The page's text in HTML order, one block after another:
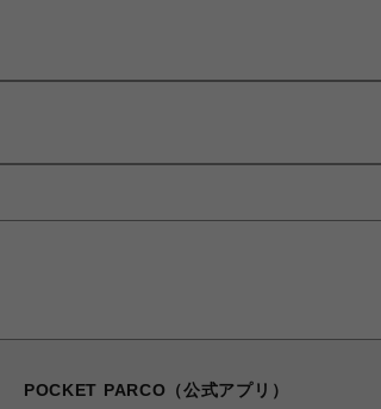
POCKET PARCO（公式アプリ）